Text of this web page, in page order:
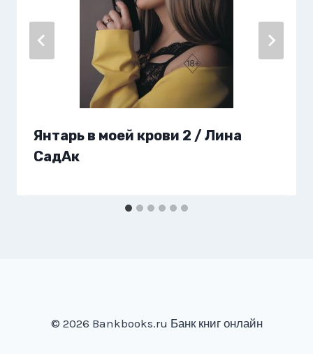
Янтарь в моей крови 2 / Лина
СадАк
© 2026 Bankbooks.ru Банк книг онлайн